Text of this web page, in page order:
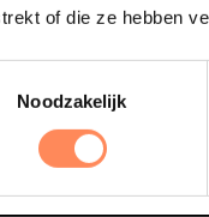
of die ze hebben
Noodzakelijk
Met maar